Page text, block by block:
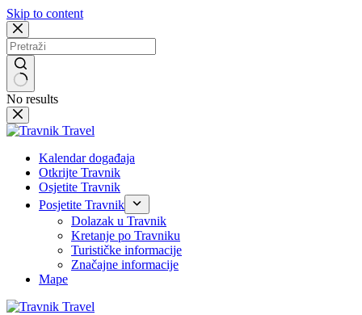
Skip to content
No results
Kalendar događaja
Otkrijte Travnik
Osjetite Travnik
Posjetite Travnik
Dolazak u Travnik
Kretanje po Travniku
Turističke informacije
Značajne informacije
Mape